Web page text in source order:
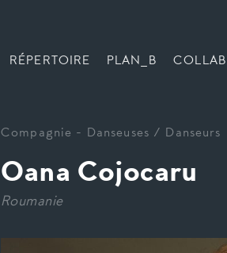
RÉPERTOIRE PLAN_B
Compagnie - Danseuses / Danseurs
Oana Cojocaru
Roumanie